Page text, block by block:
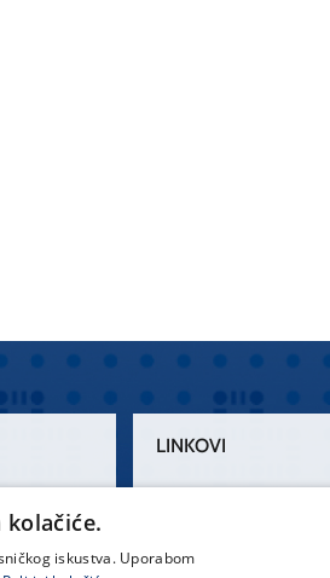
LINKOVI
iskustva. Uporabom